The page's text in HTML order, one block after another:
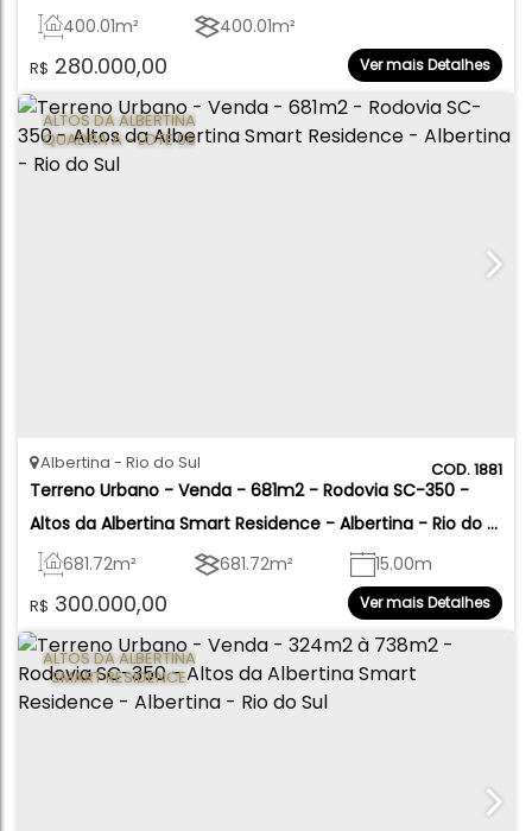
- Albertina - Rio do Sul
R$ 280.000,00
400.01m² 400.01m²
Ver mais Detalhes
ALTOS DA ALBERTINA
QUADRA A - LOTE 06
1881
Terreno Urbano - Venda - 681m2 - Rodovia SC-350 -
Altos da Albertina Smart Residence - Albertina - Rio do
Sul
R$ 300.000,00
Albertina Rio do Sul
681.72m² 681.72m² 15.00m
15.72m 43.10m
Ver mais Detalhes
ALTOS DA ALBERTINA
SMART RESIDENCE